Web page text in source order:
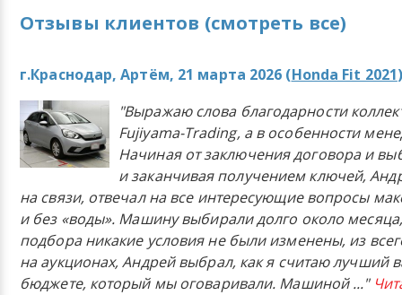
Отзывы клиентов (смотреть все)
г.Краснодар, Артём, 21 марта 2026 (Honda Fit 2021
"Выражаю слова благодарности
Fujiyama-Trading, а в особенности
Начиная от заключения договора и
и заканчивая получением ключей,
на связи, отвечал на все интересующие вопросы
и без «воды». Машину выбирали долго около
подбора никакие условия не были изменены, из
на аукционах, Андрей выбрал, как я считаю лучший
бюджете, который мы оговаривали. Машиной..."